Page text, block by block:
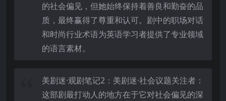
的社会偏见，但她始终保持着善良和勤奋的品
质，最终赢得了尊重和认可。剧中的职场对话
和时尚行业术语为英语学习者提供了专业领域
的语言素材。
美剧迷·观剧笔记2：美剧迷·社会议题关注者：
这部剧最打动人的地方在于它对社会偏见的深